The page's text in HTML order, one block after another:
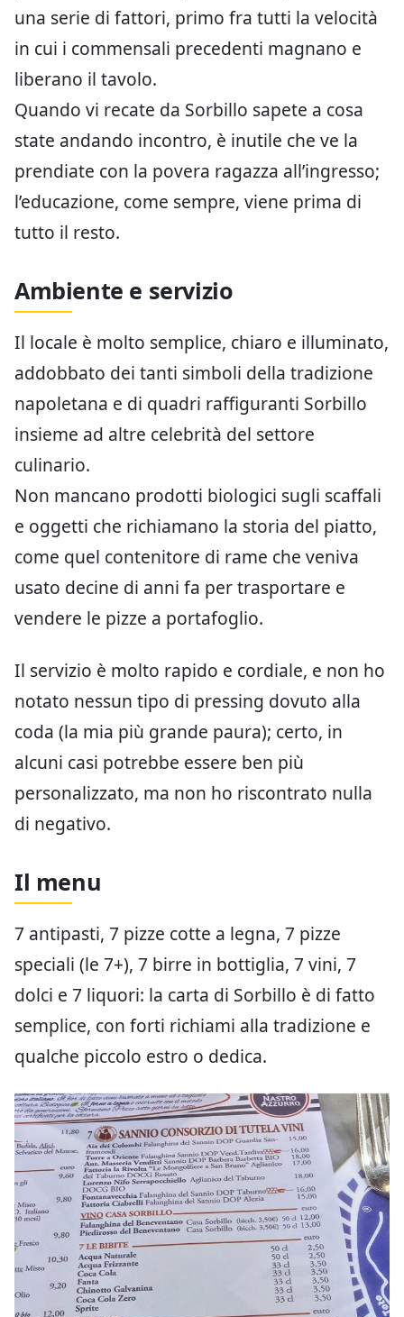
una serie di fattori, primo fra tutti la velocità
in cui i commensali precedenti magnano e
liberano il tavolo.
Quando vi recate da Sorbillo sapete a cosa
state andando incontro, è inutile che ve la
prendiate con la povera ragazza all’ingresso;
l’educazione, come sempre, viene prima di
tutto il resto.
Ambiente e servizio
Il locale è molto semplice, chiaro e illuminato,
addobbato dei tanti simboli della tradizione
napoletana e di quadri raffiguranti Sorbillo
insieme ad altre celebrità del settore
culinario.
Non mancano prodotti biologici sugli scaffali
e oggetti che richiamano la storia del piatto,
come quel contenitore di rame che veniva
usato decine di anni fa per trasportare e
vendere le pizze a portafoglio.
Il servizio è molto rapido e cordiale, e non ho
notato nessun tipo di pressing dovuto alla
coda (la mia più grande paura); certo, in
alcuni casi potrebbe essere ben più
personalizzato, ma non ho riscontrato nulla
di negativo.
Il menu
7 antipasti, 7 pizze cotte a legna, 7 pizze
speciali (le 7+), 7 birre in bottiglia, 7 vini, 7
dolci e 7 liquori: la carta di Sorbillo è di fatto
semplice, con forti richiami alla tradizione e
qualche piccolo estro o dedica.